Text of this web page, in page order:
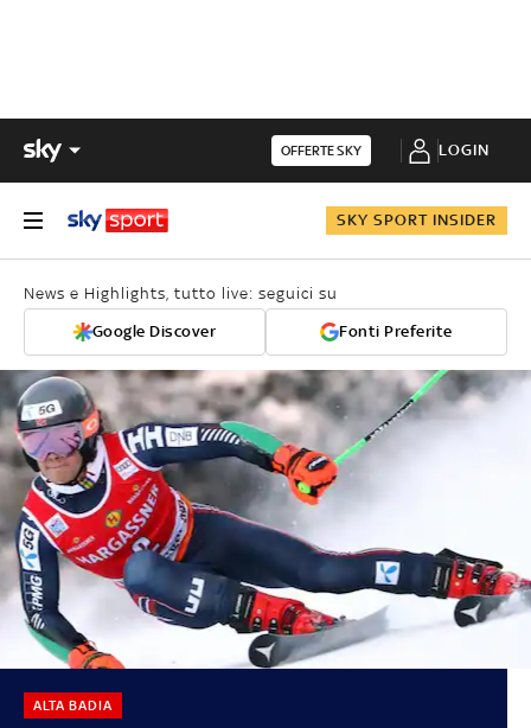
OFFERTE SKY LOGIN
SKY SPORT INSIDER
News e Highlights, tutto live: seguici su
Google Discover Fonti Preferite
ALTA BADIA